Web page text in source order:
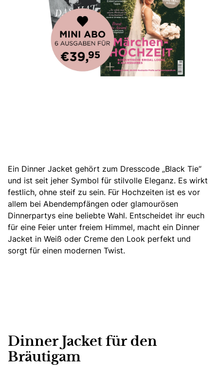
Ein Dinner Jacket gehört zum Dresscode „Black Tie“
und ist seit jeher Symbol für stilvolle Eleganz. Es wirkt
festlich, ohne steif zu sein. Für Hochzeiten ist es vor
allem bei Abendempfängen oder glamourösen
Dinnerpartys eine beliebte Wahl. Entscheidet ihr euch
für eine Feier unter freiem Himmel, macht ein Dinner
Jacket in Weiß oder Creme den Look perfekt und
sorgt für einen modernen Twist.
Dinner Jacket für den
Bräutigam